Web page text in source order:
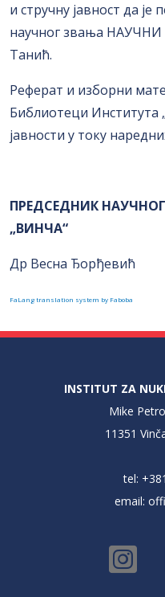
и стручну јавност да
научног звања
Танић.
Реферат и изборни
Библиотеци Института
јавности у току
ПРЕДСЕДНИК
„ВИНЧА“
Др Весна Ђорђевић
FaLang translation system by Faboba
INSTITUT ZA
Mike
11351
tel:
email: